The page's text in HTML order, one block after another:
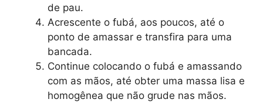
de pau.
Acrescente o fubá, aos poucos, até o
ponto de amassar e transfira para uma
bancada.
Continue colocando o fubá e amassando
com as mãos, até obter uma massa lisa e
homogênea que não grude nas mãos.